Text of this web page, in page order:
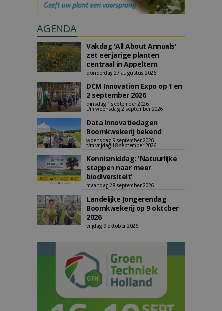
AGENDA
Vakdag 'All About Annuals'
zet eenjarige planten
centraal in Appeltern
donderdag 27 augustus 2026
DCM Innovation Expo op 1 en
2 september 2026
dinsdag 1 september 2026
t/m woensdag 2 september 2026
Data Innovatiedagen
Boomkwekerij bekend
woensdag 9 september 2026
t/m vrijdag 18 september 2026
Kennismiddag: 'Natuurlijke
stappen naar meer
biodiversiteit'
maandag 28 september 2026
Landelijke Jongerendag
Boomkwekerij op 9 oktober
2026
vrijdag 9 oktober 2026